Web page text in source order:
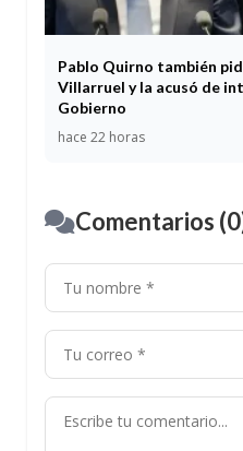
Pablo Quirno también
Villarruel y la acusó de
Gobierno
hace 22 horas
Comentarios